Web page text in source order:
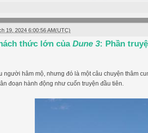
19, 2024 6:00:56 AM(UTC)
thức lớn của Dune 3: Phần
người hâm mộ, nhưng đó là một câu chuyện thâm
đoạn hành động như cuốn truyện đầu tiên.